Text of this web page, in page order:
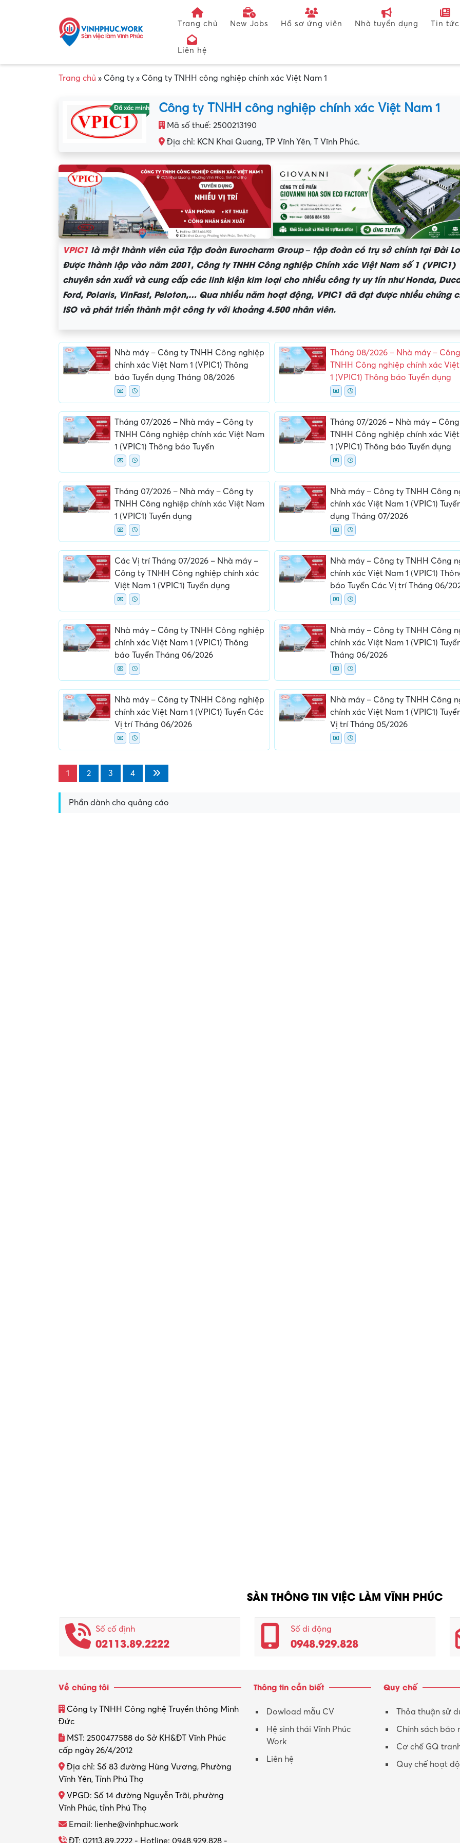
Trang chủ New Jobs Hồ sơ ứng viên Nhà tuyển dụng Tin tức
Liên hệ
Trang chủ » Công ty » Công ty TNHH công nghiệp chính xác Việt Nam 1
Đã xác minh Công ty TNHH công nghiệp chính xác Việt Nam 1
Mã số thuế: 2500213190
Địa chỉ: KCN Khai Quang, TP Vĩnh Yên, T Vĩnh Phúc.
VPIC1 là một thành viên của Tập đoàn Eurocharm Group – tập đoàn có trụ sở chính tại Đài
Được thành lập vào năm 2001, Công ty TNHH Công nghiệp Chính xác Việt Nam số 1 (VPIC1)
chuyên sản xuất và cung cấp các linh kiện kim loại cho nhiều công ty uy tín như Honda,
Ford, Polaris, VinFast, Peloton,… Qua nhiều năm hoạt động, VPIC1 đã đạt được nhiều chứng
ISO và phát triển thành một công ty với khoảng 4.500 nhân viên.
Nhà máy – Công ty TNHH Công nghiệp
chính xác Việt Nam 1 (VPIC1) Thông
báo Tuyển dụng Tháng 08/2026
Tháng 08/2026 – Nhà máy –
TNHH Công nghiệp chính xác
1 (VPIC1) Thông báo Tuyển dụng
Tháng 07/2026 – Nhà máy – Công ty
TNHH Công nghiệp chính xác Việt Nam
1 (VPIC1) Thông báo Tuyển
Tháng 07/2026 – Nhà máy –
TNHH Công nghiệp chính xác
1 (VPIC1) Thông báo Tuyển dụng
Tháng 07/2026 – Nhà máy – Công ty
TNHH Công nghiệp chính xác Việt Nam
1 (VPIC1) Tuyển dụng
Nhà máy – Công ty TNHH Công
chính xác Việt Nam 1 (VPIC1)
dụng Tháng 07/2026
Các Vị trí Tháng 07/2026 – Nhà máy –
Công ty TNHH Công nghiệp chính xác
Việt Nam 1 (VPIC1) Tuyển dụng
Nhà máy – Công ty TNHH Công
chính xác Việt Nam 1 (VPIC1)
báo Tuyển Các Vị trí Tháng 06/
Nhà máy – Công ty TNHH Công nghiệp
chính xác Việt Nam 1 (VPIC1) Thông
báo Tuyển Tháng 06/2026
Nhà máy – Công ty TNHH Công
chính xác Việt Nam 1 (VPIC1)
Tháng 06/2026
Nhà máy – Công ty TNHH Công nghiệp
chính xác Việt Nam 1 (VPIC1) Tuyển Các
Vị trí Tháng 06/2026
Nhà máy – Công ty TNHH Công
chính xác Việt Nam 1 (VPIC1)
Vị trí Tháng 05/2026
1 2 3 4
Phần dành cho quảng cáo
Yêu cầu nộp phí phỏng vấn, phí
giữ chỗ...
Yêu cầu ký kết giấy tờ không rõ
ràng hoặc nộp giấy tờ gốc
Địa điểm phỏng
thường
SÀN THÔNG TIN VIỆC LÀM VĨNH PHÚC
Số cố định
02113.89.2222
Số di động
0948.929.828
Về chúng tôi
Công ty TNHH Công nghệ Truyền thông Minh
Đức
MST: 2500477588 do Sở KH&ĐT Vĩnh Phúc
cấp ngày 26/4/2012
Địa chỉ: Số 83 đường Hùng Vương, Phường
Vĩnh Yên, Tỉnh Phú Thọ
VPGD: Số 14 đường Nguyễn Trãi, phường
Vĩnh Phúc, tỉnh Phú Thọ
Email: lienhe@vinhphuc.work
ĐT: 02113.89.2222 - Hotline: 0948.929.828 -
Thông tin cần biết
Dowload mẫu CV
Hệ sinh thái Vĩnh Phúc
Work
Liên hệ
Quy chế
Thỏa thuận sử
Chính sách bảo
Cơ chế GQ
Quy chế hoạt